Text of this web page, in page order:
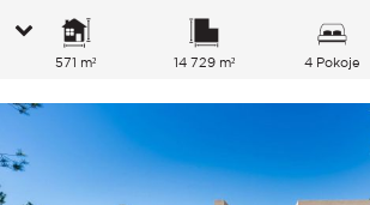
571 m² 14 729 m² 4 Pokoje